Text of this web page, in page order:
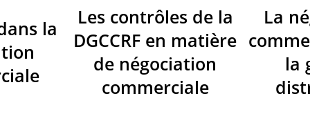
la
Les contrôles de la
DGCCRF en matière
de négociation
commerciale
La
la